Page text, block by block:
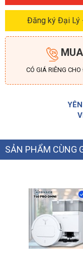
Đăng ký Đại Lý
CÓ GIÁ RIÊNG
SẢN PHẨM CÙNG